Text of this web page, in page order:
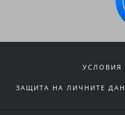
УСЛОВИЯ
ЗАЩИТА НА ЛИЧНИТЕ